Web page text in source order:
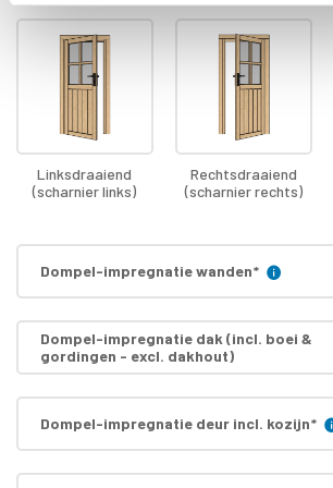
Linksdraaiend
(scharnier links)
Rechtsdraaiend
(scharnier rechts)
Dompel-impregnatie wanden*
Dompel-impregnatie dak (incl. boei &
gordingen - excl. dakhout)
Dompel-impregnatie deur incl. kozijn*